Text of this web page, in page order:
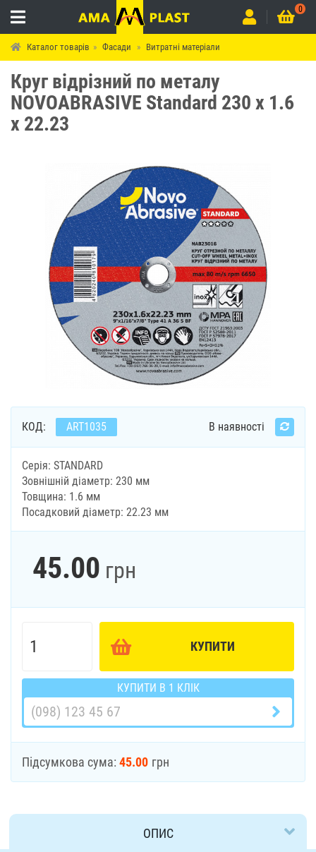
0
Каталог товарів Фасади Витратні матеріали
Круг відрізний по металу
NOVOABRASIVE Standard 230 x 1.6
x 22.23
КОД: ART1035 В наявності
Серія: STANDARD
Зовнішній діаметр: 230 мм
Товщина: 1.6 мм
Посадковий діаметр: 22.23 мм
45.00 грн
КУПИТИ
КУПИТИ В 1 КЛІК
Підсумкова сума: 45.00 грн
ОПИС